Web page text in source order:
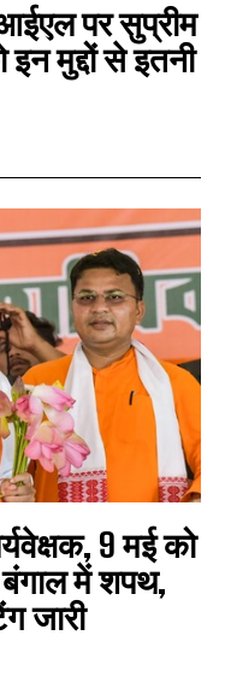
पर सुप्रीम
मुद्दों से इतनी
9 मई को
बंगाल में शपथ,
जारी